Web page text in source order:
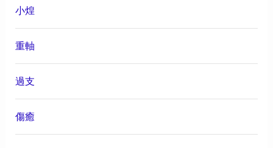
小煌
重軸
過支
傷癒